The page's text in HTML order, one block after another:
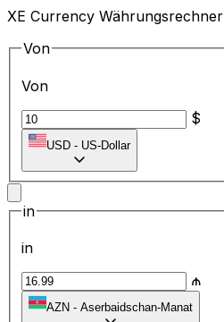
XE Currency Währungsrechner
Von
Von
$
USD - US-Dollar
in
in
₼
AZN - Aserbaidschan-Manat